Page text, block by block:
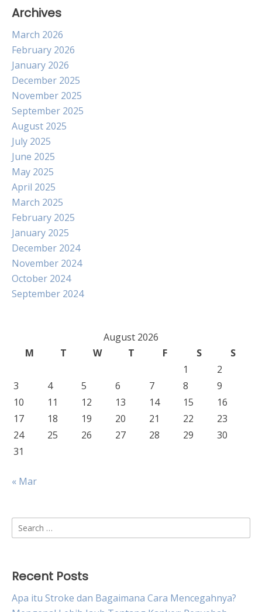
Archives
March 2026
February 2026
January 2026
December 2025
November 2025
September 2025
August 2025
July 2025
June 2025
May 2025
April 2025
March 2025
February 2025
January 2025
December 2024
November 2024
October 2024
September 2024
August 2026
M
T W T F S
S
1
2
3
4 5 6 7 8
9
10
11 12 13 14 15
16
17
18 19 20 21 22
23
24
25 26 27 28 29
30
31
« Mar
Search
for:
Recent Posts
Apa itu Stroke dan Bagaimana Cara Mencegahnya?